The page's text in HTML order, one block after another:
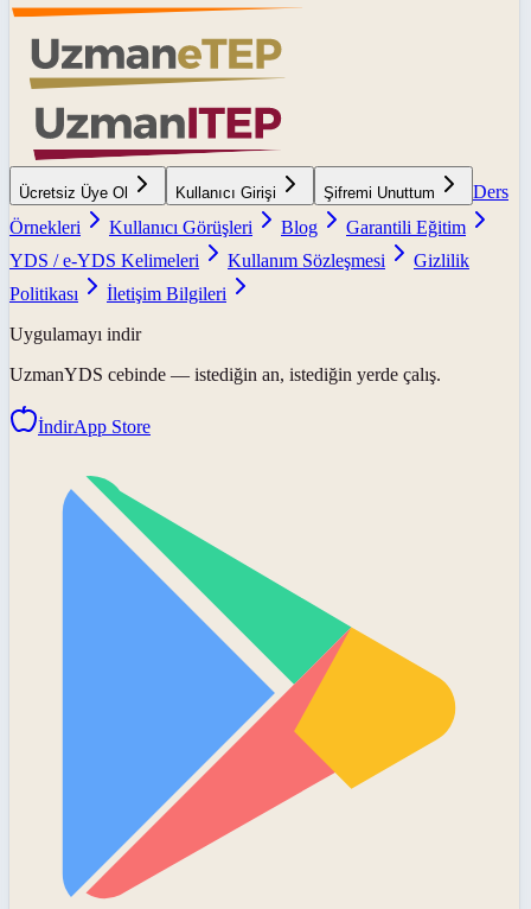
Ücretsiz Üye Ol Kullanıcı Girişi Şifremi Unuttum
Ders
Örnekleri
Kullanıcı Görüşleri Blog
Garantili Eğitim
YDS / e-YDS Kelimeleri
Kullanım Sözleşmesi
Gizlilik
Politikası
İletişim Bilgileri
Uygulamayı indir
UzmanYDS cebinde — istediğin an, istediğin yerde çalış.
İndirApp Store